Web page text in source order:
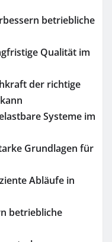
betriebliche
Qualität im
der richtige
Systeme im
Grundlagen für
Abläufe in
betriebliche